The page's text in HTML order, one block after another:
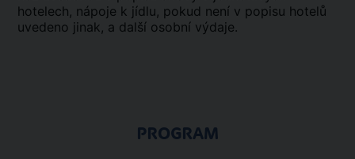
hotelech, nápoje k jídlu, pokud není v popisu hotelů
uvedeno jinak, a další osobní výdaje.
PROGRAM